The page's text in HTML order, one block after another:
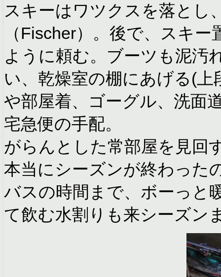
スキーはワツクスを落とし
（Fischer）。後で、スキ
ように頼む。ブーツも泥汚
い、乾燥室の棚にあげる(
や部屋着、ゴーグル、洗面
宅急便の手配。
がらんとした常部屋を見回
本当にシーズンが終わった
バスの時間まで、ボーっと
て飲む水割りも来シーズン